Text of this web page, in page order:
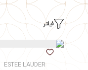
فیلتر
ESTEE LAUDER